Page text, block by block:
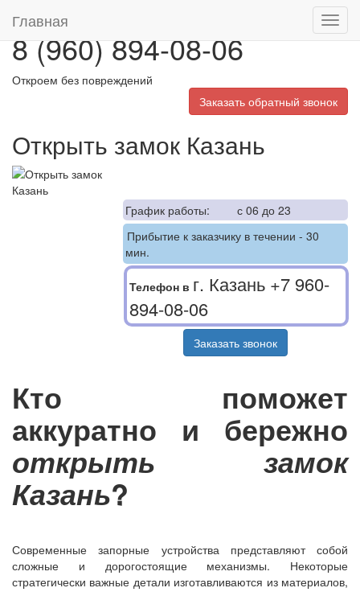
Главная
8 (960) 894-08-06
Откроем без повреждений
Заказать обратный звонок
Открыть замок Казань
График работы:
с 06 до 23
Прибытие к заказчику в течении - 30
мин.
Телефон в г. Казань +7 960-
894-08-06
Заказать звонок
Кто поможет
аккуратно и бережно
открыть замок
Казань?
Современные запорные устройства представляют собой
сложные и дорогостоящие механизмы. Некоторые
стратегически важные детали изготавливаются из материалов,